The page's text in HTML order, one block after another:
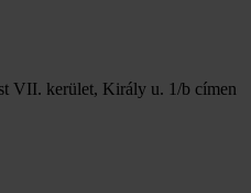
VII. kerület, Király u. 1/b címen